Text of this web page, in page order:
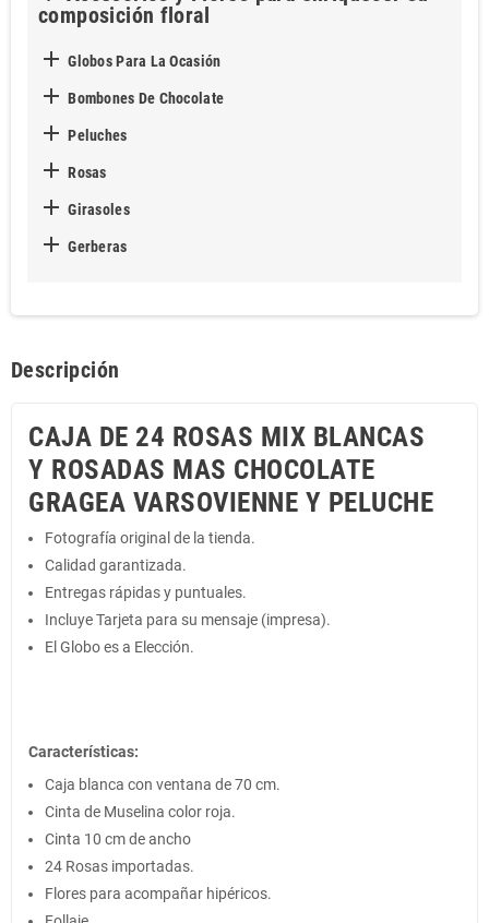
composición floral
 Globos Para La Ocasión
 Bombones De Chocolate
 Peluches
 Rosas
 Girasoles
 Gerberas
Descripción
CAJA DE 24 ROSAS MIX BLANCAS
Y ROSADAS MAS CHOCOLATE
GRAGEA VARSOVIENNE Y PELUCHE
Fotografía original de la tienda.
Calidad garantizada.
Entregas rápidas y puntuales.
Incluye Tarjeta para su mensaje (impresa).
El Globo es a Elección.
Características:
Caja blanca con ventana de 70 cm.
Cinta de Muselina color roja.
Cinta 10 cm de ancho
24 Rosas importadas.
Flores para acompañar hipéricos.